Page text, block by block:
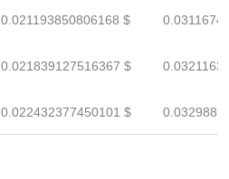
0.021193850806168 $
0.021839127516367 $
0.022432377450101 $